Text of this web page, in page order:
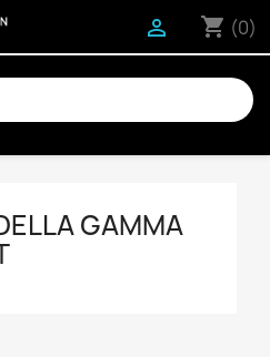
shopping_cart (0)

GAMMA